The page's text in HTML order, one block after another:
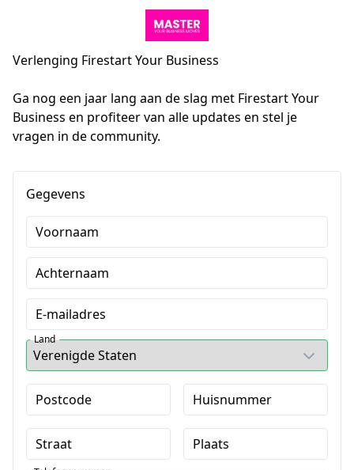
Verlenging Firestart Your Business
Ga nog een jaar lang aan de slag met Firestart Your
Business en profiteer van alle updates en stel je
vragen in de community.
Gegevens
Voornaam
Achternaam
E-mailadres
Land
Postcode Huisnummer
Straat Plaats